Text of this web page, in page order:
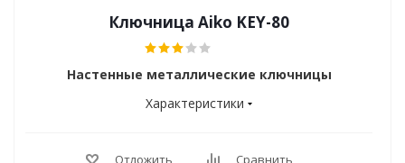
Ключница Aiko KEY-80
Настенные металлические ключницы
Характеристики
Отложить Сравнить